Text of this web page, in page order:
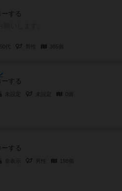
する
50代 365個
する
未設定 未設定
する
非表示